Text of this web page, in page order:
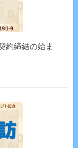
約締結の始ま